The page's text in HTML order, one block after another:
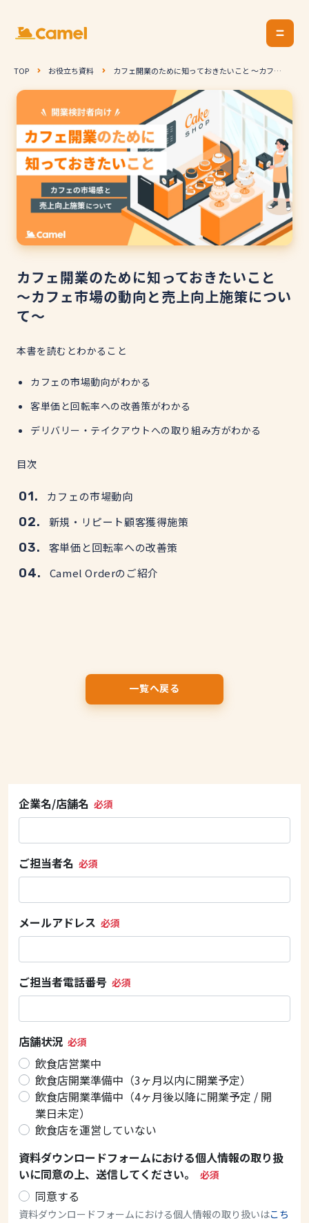
TOP お役立ち資料 カフェ開業のために知っておきたいこと 〜カフェ
カフェ開業のために知っておきたいこと
〜カフェ市場の動向と売上向上施策につい
て〜
本書を読むとわかること
カフェの市場動向がわかる
客単価と回転率への改善策がわかる
デリバリー・テイクアウトへの取り組み方がわかる
目次
カフェの市場動向
新規・リピート顧客獲得施策
客単価と回転率への改善策
Camel Orderのご紹介
一覧へ戻る